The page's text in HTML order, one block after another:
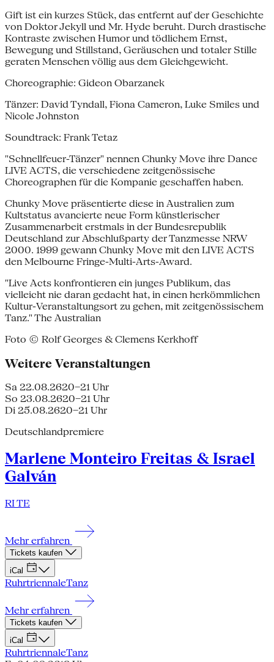
Gift ist ein kurzes Stück, das entfernt auf der Geschichte
von Doktor Jekyll und Mr. Hyde beruht. Durch drastische
Kontraste zwischen Humor und tödlichem Ernst,
Bewegung und Stillstand, Geräuschen und totaler Stille
geraten Menschen völlig aus dem Gleichgewicht.
Choreographie: Gideon Obarzanek
Tänzer: David Tyndall, Fiona Cameron, Luke Smiles und
Nicole Johnston
Soundtrack: Frank Tetaz
"Schnellfeuer-Tänzer" nennen Chunky Move ihre Dance
LIVE ACTS, die verschiedene zeitgenössische
Choreographen für die Kompanie geschaffen haben.
Chunky Move präsentierte diese in Australien zum
Kultstatus avancierte neue Form künstlerischer
Zusammenarbeit erstmals in der Bundesrepublik
Deutschland zur Abschlußparty der Tanzmesse NRW
2000. 1999 gewann Chunky Move mit den LIVE ACTS
den Melbourne Fringe-Multi-Arts-Award.
"Live Acts konfrontieren ein junges Publikum, das
vielleicht nie daran gedacht hat, in einen herkömmlichen
Kultur-Veranstaltungsort zu gehen, mit zeitgenössischem
Tanz." The Australian
Foto © Rolf Georges & Clemens Kerkhoff
Weitere Veranstaltungen
Sa 22.08.2620–21 Uhr
So 23.08.2620–21 Uhr
Di 25.08.2620–21 Uhr
Deutschlandpremiere
Marlene Monteiro Freitas & Israel
Galván
RI TE
Mehr erfahren
Tickets kaufen
iCal
RuhrtriennaleTanz
Mehr erfahren
Tickets kaufen
iCal
RuhrtriennaleTanz